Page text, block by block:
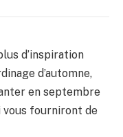
d’inspiration
d’automne,
en septembre
fourniront de